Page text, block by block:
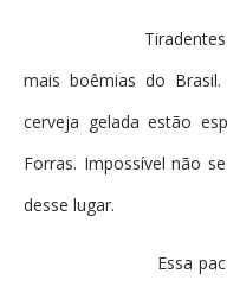
Tiradentes
mais boêmias do
cerveja gelada estão
Forras. Impossível não
desse lugar.
Essa pacata